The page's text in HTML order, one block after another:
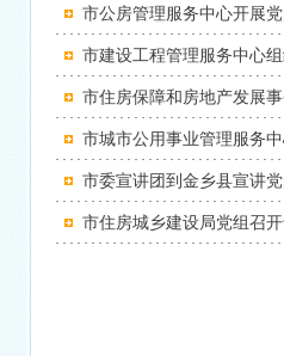
市公房管理服务中心开展
市建设工程管理服务中心
市住房保障和房地产发展
市城市公用事业管理服务
市委宣讲团到金乡县宣讲
市住房城乡建设局党组召